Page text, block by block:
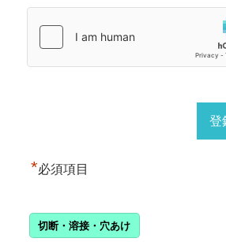
*必須項目
切断・溶接・穴あけ